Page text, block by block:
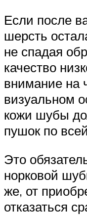
Если после
шерсть
не спадая
качество
внимание на
визуальном
кожи шубы
пушок по
Это
норковой
же, от
отказаться